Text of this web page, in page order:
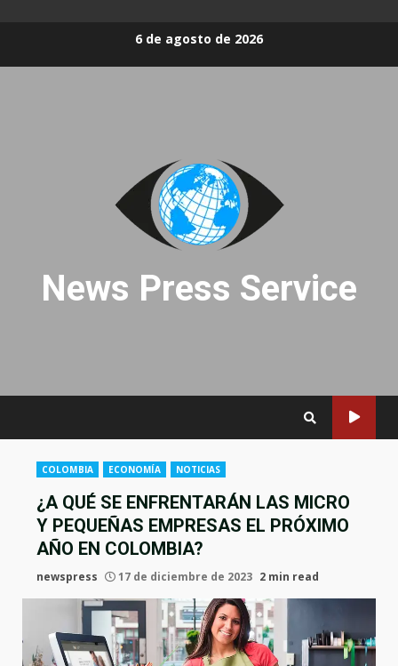
6 de agosto de 2026
News Press Service
COLOMBIA ECONOMÍA NOTICIAS
¿A QUÉ SE ENFRENTARÁN LAS MICRO
Y PEQUEÑAS EMPRESAS EL PRÓXIMO
AÑO EN COLOMBIA?
newspress 17 de diciembre de 2023 2 min read